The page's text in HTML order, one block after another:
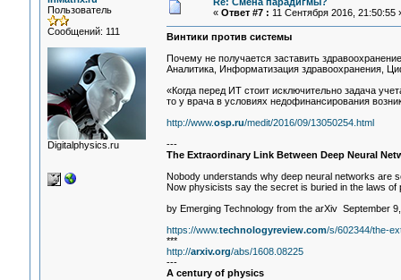
Пользователь
Сообщений: 111
Digitalphysics.ru
« Ответ #7 : 11 Сентября 2016, 21:50:55
Винтики против системы
Почему не получается заставить
Аналитика, Информатизация здравоохранения,
«Когда перед ИТ стоит исключительно задача
то у врача в условиях недофинансирования
http://www.osp.ru/medit/2016/09/13050254.html
---
The Extraordinary Link Between Deep Neural
Nobody understands why deep neural networks are
Now physicists say the secret is buried in the laws of
by Emerging Technology from the arXiv September
https://www.technologyreview.com/s/602344/the-
***
http://arxiv.org/abs/1608.08225
---
A century of physics